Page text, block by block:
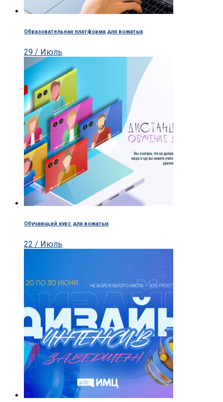
Образовательная платформа для вожатых
29 / Июль
Обучающий курс для вожатых
22 / Июль